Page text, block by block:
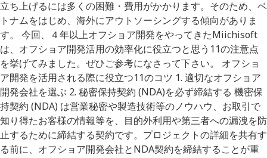
立ち上げるには多くの困難・費用がかかります。そのため、ベ
トナムをはじめ、海外にアウトソーシングする傾向がありま
す。 今回、４年以上オフショア開発をやってきたMiichisoft
は、オフショア開発活用の効率化に役立つと思う11の注意点
を挙げてみました。ぜひご参考になさって下さい。 オフショ
ア開発を活用される際に役立つ11のコツ 1. 適切なオフショア
開発会社を選ぶ 2. 秘密保持契約 (NDA)を必ず締結する 機密保
持契約 (NDA) は営業秘密や製造技術等のノウハウ、お取引で
知り得たお客様の情報等を、目的外利用や第三者への漏洩を防
止するために締結する契約です。プロジェクトの詳細を共有す
る前に、オフショア開発会社とNDA契約を締結することが重